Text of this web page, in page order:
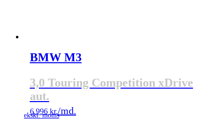
BMW M3
3,0 Touring Competition xDrive
aut.
6.996 kr.